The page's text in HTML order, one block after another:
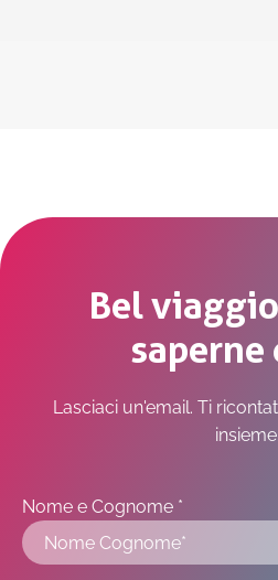
Bel
saperne
Lasciaci un'email. Ti
insieme.
Nome e Cognome *